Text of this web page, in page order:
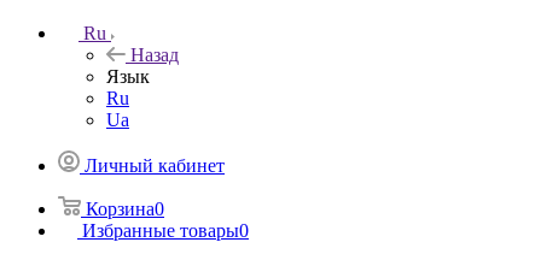
Ru
Назад
Язык
Ru
Ua
Личный кабинет
Корзина0
Избранные товары0